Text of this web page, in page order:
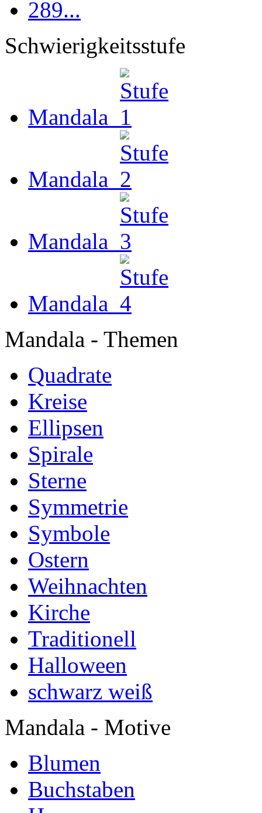
289...
Schwierigkeitsstufe
Mandala
Mandala
Mandala
Mandala
Mandala - Themen
Quadrate
Kreise
Ellipsen
Spirale
Sterne
Symmetrie
Symbole
Ostern
Weihnachten
Kirche
Traditionell
Halloween
schwarz weiß
Mandala - Motive
Blumen
Buchstaben